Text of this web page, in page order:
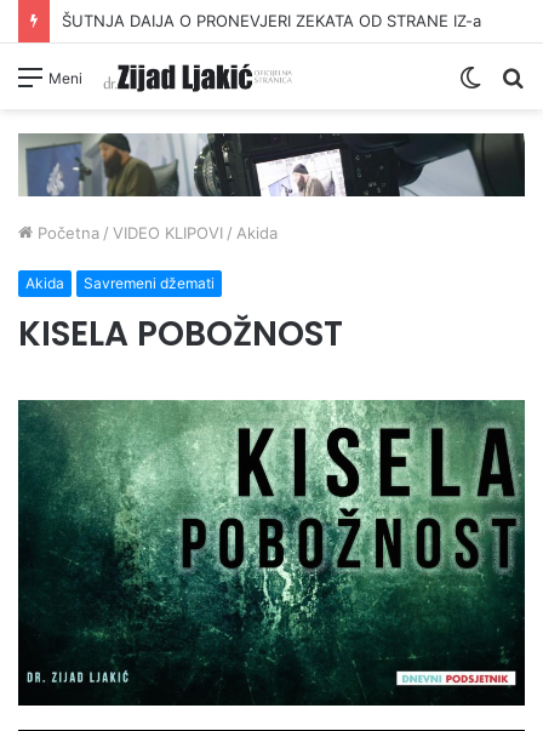
ŠUTNJA DAIJA O PRONEVJERI ZEKATA OD STRANE IZ-a
Meni
Switch
Početna / VIDEO KLIPOVI / Akida
Akida Savremeni džemati
KISELA POBOŽNOST